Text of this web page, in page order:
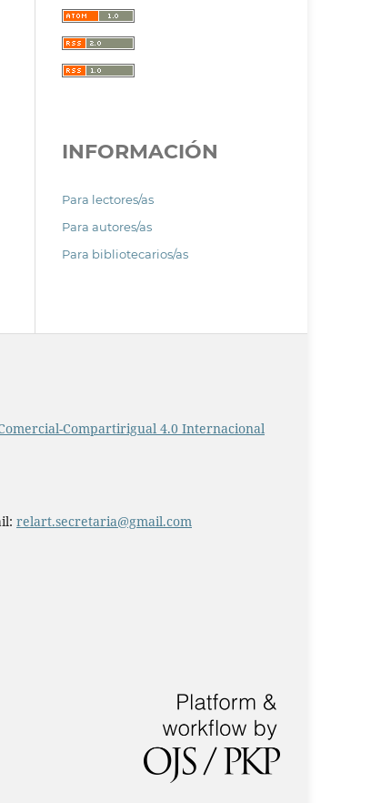
INFORMACIÓN
Para lectores/as
Para autores/as
Para bibliotecarios/as
Compartirigual 4.0 Internacional
relart.secretaria@gmail.com